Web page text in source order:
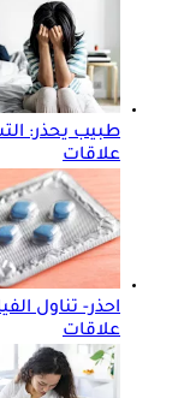
طبيب يحذر:
علاقات
احذر- تناول
علاقات